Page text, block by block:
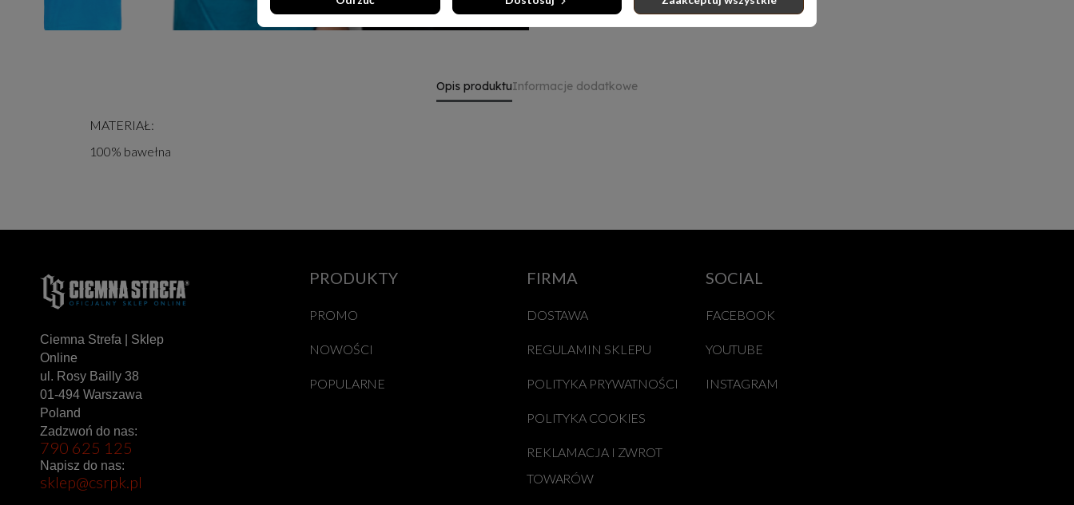
Opis produktuInformacje dodatkowe
MATERIAŁ:
100% bawełna
Ciemna Strefa | Sklep
Online
ul. Rosy Bailly 38
01-494 Warszawa
Poland
Zadzwoń do nas:
790 625 125
Napisz do nas:
sklep@csrpk.pl
PRODUKTY
PROMO
NOWOŚCI
POPULARNE
FIRMA
DOSTAWA
REGULAMIN SKLEPU
POLITYKA PRYWATNOŚCI
POLITYKA COOKIES
REKLAMACJA I ZWROT
TOWARÓW
SOCIAL
FACEBOOK
YOUTUBE
INSTAGRAM